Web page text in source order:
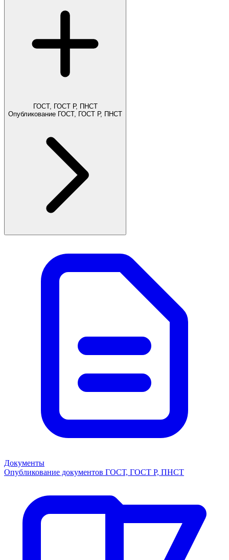
ГОСТ, ГОСТ Р, ПНСТ
Опубликование ГОСТ, ГОСТ Р, ПНСТ
Документы
Опубликование документов ГОСТ, ГОСТ Р, ПНСТ